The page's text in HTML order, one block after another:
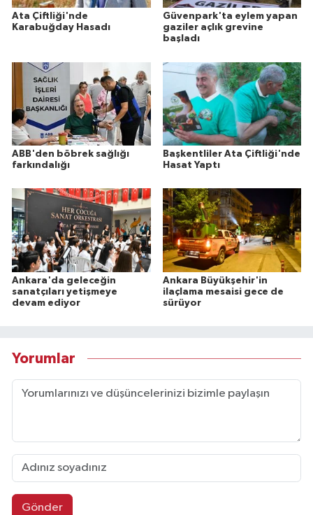
Ata Çiftliği'nde
Karabuğday Hasadı
Güvenpark'ta eylem yapan
gaziler açlık grevine
başladı
ABB'den böbrek sağlığı
farkındalığı
Başkentliler Ata Çiftliği'nde
Hasat Yaptı
Ankara'da geleceğin
sanatçıları yetişmeye
devam ediyor
Ankara Büyükşehir'in
ilaçlama mesaisi gece de
sürüyor
Yorumlar
Gönder